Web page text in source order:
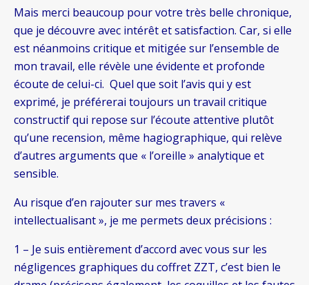
Mais merci beaucoup pour votre très belle chronique,
que je découvre avec intérêt et satisfaction. Car, si elle
est néanmoins critique et mitigée sur l’ensemble de
mon travail, elle révèle une évidente et profonde
écoute de celui-ci. Quel que soit l’avis qui y est
exprimé, je préférerai toujours un travail critique
constructif qui repose sur l’écoute attentive plutôt
qu’une recension, même hagiographique, qui relève
d’autres arguments que « l’oreille » analytique et
sensible.
Au risque d’en rajouter sur mes travers «
intellectualisant », je me permets deux précisions :
1 – Je suis entièrement d’accord avec vous sur les
négligences graphiques du coffret ZZT, c’est bien le